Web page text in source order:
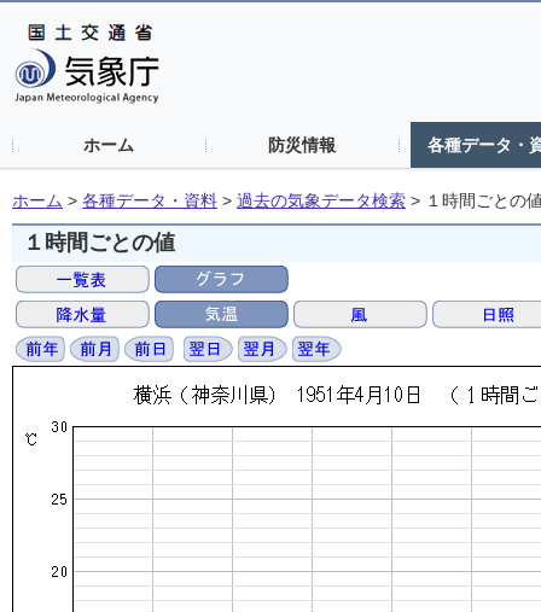
ホーム 防災情報 各種データ・
ホーム > 各種データ・資料 > 過去の気象データ検索 > １時間ごとの
１時間ごとの値